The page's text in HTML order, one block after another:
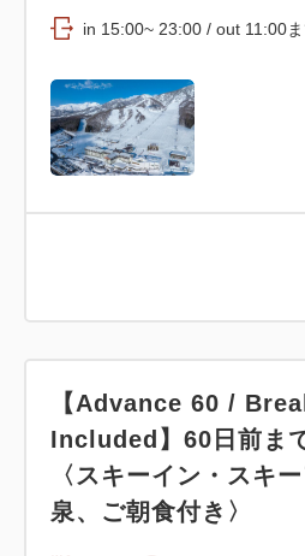
in 15:00~ 23:00 / out 11:00
【Advance 60 /
Included】60日前ま
〈スキーイン・スキ
泉、ご朝食付き〉